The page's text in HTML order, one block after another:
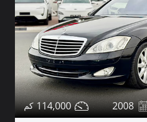
2008
114,000